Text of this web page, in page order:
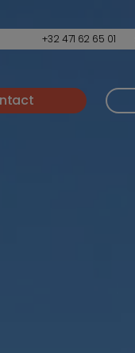
+32 471 62 65 01